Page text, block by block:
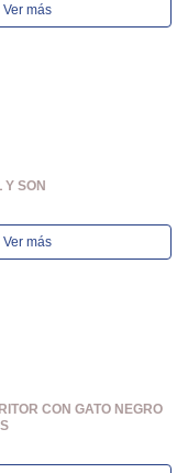
Ver más
Y SON
Ver más
CON GATO NEGRO